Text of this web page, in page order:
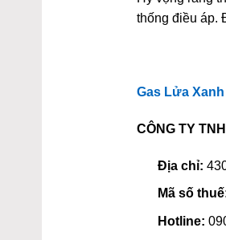
thống điều áp.
Gas Lửa Xanh
CÔNG TY
Địa chỉ:
Mã số
Hotline: